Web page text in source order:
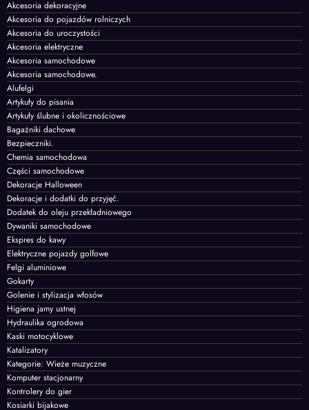
Akcesoria dekoracyjne
Akcesoria do pojazdów rolniczych
Akcesoria do uroczystości
Akcesoria elektryczne
Akcesoria samochodowe
Akcesoria samochodowe.
Alufelgi
Artykuły do pisania
Artykuły ślubne i okolicznościowe
Bagażniki dachowe
Bezpieczniki.
Chemia samochodowa
Części samochodowe
Dekoracje Halloween
Dekoracje i dodatki do przyjęć.
Dodatek do oleju przekładniowego
Dywaniki samochodowe
Ekspres do kawy
Elektryczne pojazdy golfowe
Felgi aluminiowe
Gokarty
Golenie i stylizacja włosów
Higiena jamy ustnej
Hydraulika ogrodowa
Kaski motocyklowe
Katalizatory
Kategorie: Wieże muzyczne
Komputer stacjonarny
Kontrolery do gier
Kosiarki bijakowe